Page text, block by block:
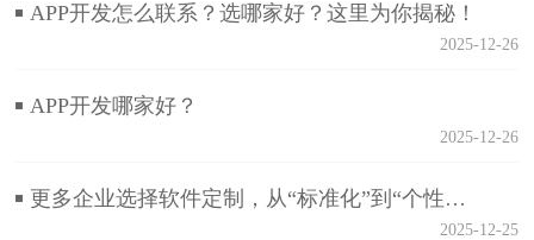
APP开发怎么联系？选哪家好？这里为你揭秘！
2025-12-26
APP开发哪家好？
2025-12-26
更多企业选择软件定制，从“标准化”到“个性化”的转型新趋势
2025-12-25